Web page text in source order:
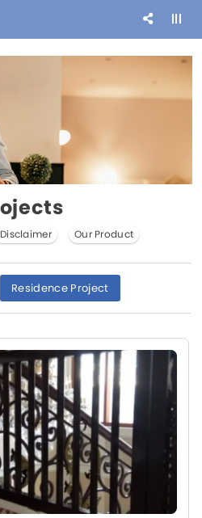
Disclaimer Our Product
Residence Project